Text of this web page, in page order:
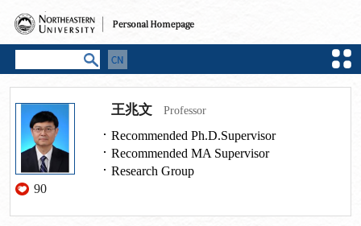
90
王兆文 Professor
Recommended Ph.D.Supervisor
Recommended MA Supervisor
Research Group